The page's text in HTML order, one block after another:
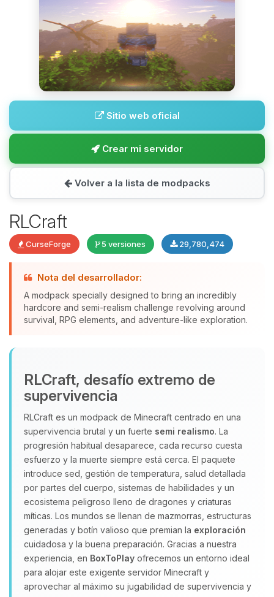
Sitio web oficial
Crear mi servidor
Volver a la lista de modpacks
RLCraft
CurseForge 5 versiones 29,780,474
Nota del desarrollador:
A modpack specially designed to bring an incredibly
hardcore and semi-realism challenge revolving around
survival, RPG elements, and adventure-like exploration.
RLCraft, desafío extremo de
supervivencia
RLCraft es un modpack de Minecraft centrado en una
supervivencia brutal y un fuerte semi realismo. La
progresión habitual desaparece, cada recurso cuesta
esfuerzo y la muerte siempre está cerca. El paquete
introduce sed, gestión de temperatura, salud detallada
por partes del cuerpo, sistemas de habilidades y un
ecosistema peligroso lleno de dragones y criaturas
míticas. Los mundos se llenan de mazmorras, estructuras
generadas y botín valioso que premian la exploración
cuidadosa y la buena preparación. Gracias a nuestra
experiencia, en BoxToPlay ofrecemos un entorno ideal
para alojar este exigente servidor Minecraft y
aprovechar al máximo su jugabilidad de supervivencia y
Yupi, por fin alguien con quien
hablar! Soy Choupy, tu pequeno
09/08/2026 15:53